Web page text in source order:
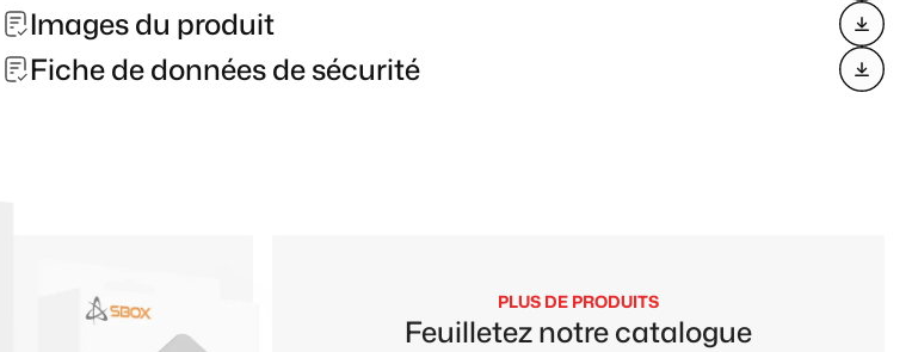
Images du produit
Fiche de données de sécurité
PLUS DE PRODUITS
Feuilletez notre catalogue